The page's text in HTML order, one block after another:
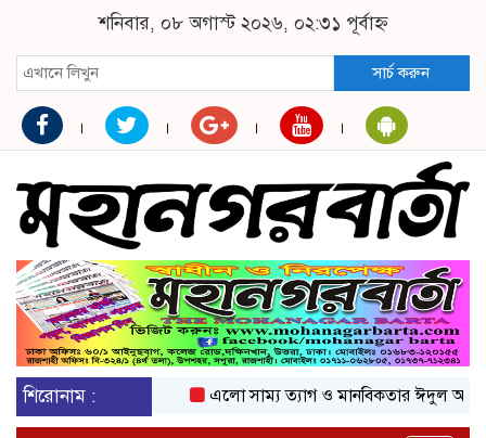
শনিবার, ০৮ অগাস্ট ২০২৬, ০২:৩১ পূর্বাহ্ন
সার্চ করুন
শিরোনাম : এলো সাম্য ত্যাগ ও মানবিকতার ঈদুল আজহা